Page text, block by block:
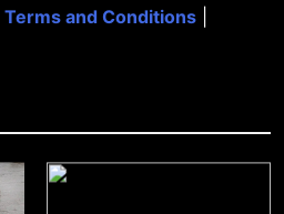
Terms and Conditions